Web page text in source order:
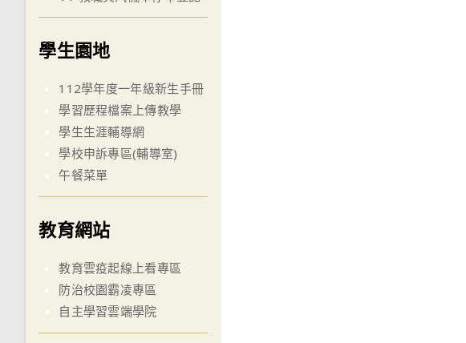
學生園地
112學年度一年級新生手冊
學習歷程檔案上傳教學
學生生涯輔導網
學校申訴專區(輔導室)
午餐菜單
教育網站
教育雲疫起線上看專區
防治校園霸凌專區
自主學習雲端學院